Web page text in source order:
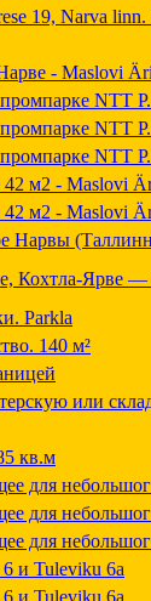
19, Narva
- Maslovi
NTT
NTT
NTT
м2 - Maslovi
м2 - Maslovi
Нарвы
Кохтла-Ярве —
Parkla
140 м²
или
кв.м
для
для
для
и Tuleviku 6a
и Tuleviku 6a